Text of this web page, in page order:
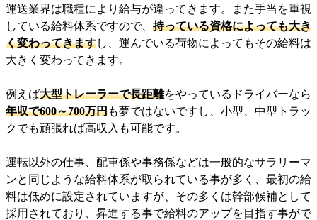
運送業界は職種により給与が違ってきます。また手当を重視
している給料体系ですので、 持っている資格によっても大き
く変わってきますし、運んでいる荷物によってもその給料は
大きく変わってきます。
例えば大型トレーラーで長距離をやっているドライバーなら
年収で600～700万円も夢ではないですし、小型、中型トラッ
クでも頑張れば高収入も可能です。
運転以外の仕事、配車係や事務係などは一般的なサラリーマ
ンと同じような給料体系が取られている事が多く、最初の給
料は低めに設定されていますが、その多くは幹部候補として
採用されており、昇進する事で給料のアップを目指す事がで